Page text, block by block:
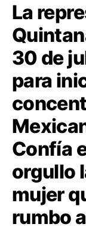
La
30 de
para
Confía
orgullo
mujer
rumbo